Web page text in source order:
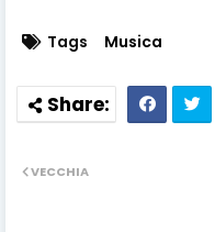
Tags Musica
VECCHIA